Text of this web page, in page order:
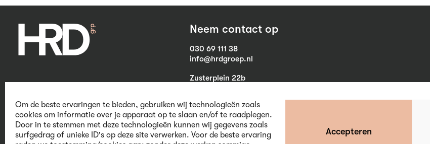
Om de beste ervaringen te bieden, gebruiken wij technologieën zoals
cookies om informatie over je apparaat op te slaan en/of te raadplegen.
Door in te stemmen met deze technologieën kunnen wij gegevens zoals
surfgedrag of unieke ID's op deze site verwerken. Voor de beste ervaring
Accepteren
We believe in
Neem contact op
030 69 111 38
info@hrdgroep.nl
Zusterplein 22b